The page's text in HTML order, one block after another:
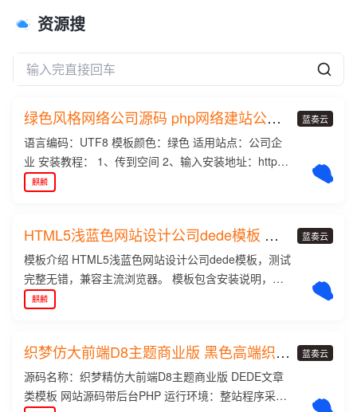
资源搜
绿色风格网络公司源码 php网络建站公司
源码
语言编码：UTF8 模板颜色：绿色 适用站点：公司企
业 安装教程： 1、传到空间 2、输入安装地址：http://
域名/install/index.php（如果出现“ dir ”，请按照下面
台：/dede 还原数据（系统——数据库备份/还原——
数据还原（右上角H d G x X ; E )）——开始还原数
据）Q ` z ] 4、数据还原后修改密码（默认账户密码都
d , p l b . 5 E h是admin） 5、更改系统配置， 把域名
换成你的域名，然后在生成 6、生成全站（生成8 v G
——更新系统缓存——开始执行。） 绿色大气的] A p
~ 0网络公司源码，整站带数据，适合设计类的企业使
用，很好的展示了公司的案例图片展示，效果很好，
麒麟
蓝奏云
HTML5浅蓝色网站设计公司dede模板 带
后台和数据
模板介绍 HTML5浅蓝色网站设计公司dede模板，测试
完整无错，兼容主流浏览器。 模板包含安装说明，并
包含测试数据。 本模板基于DEDECms 5.7 UTF8设
本。 下载网址：http://www.dedecms.com/productsy
? # K Y G w J )/d1 l N S W E 1 i [edecms/D D ` W & L
i Udownloads/ 2、解压下载的织梦安装包，得到docs
麒麟
蓝奏云
织梦仿大前端D8主题商业版 黑色高端织梦
博客模板
源码名称：织梦精仿大前端D8主题商业版 DEDE文章
类模板 网站源码带后台PHP 运行环境：整站程序采用
蓝奏云